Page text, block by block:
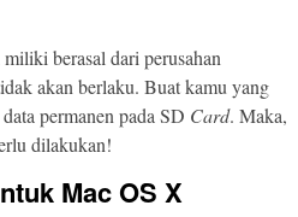
berasal dari perusahan
akan berlaku. Buat kamu yang
permanen pada SD Card. Maka,
dilakukan!
Mac OS X